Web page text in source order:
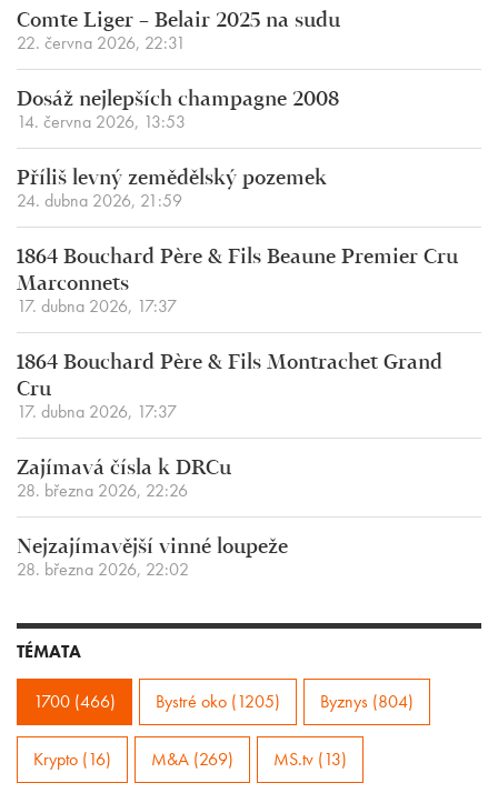
Comte Liger – Belair 2025 na sudu
22. června 2026, 22:31
Dosáž nejlepších champagne 2008
14. června 2026, 13:53
Příliš levný zemědělský pozemek
24. dubna 2026, 21:59
1864 Bouchard Père & Fils Beaune Premier Cru
Marconnets
17. dubna 2026, 17:37
1864 Bouchard Père & Fils Montrachet Grand
Cru
17. dubna 2026, 17:37
Zajímavá čísla k DRCu
28. března 2026, 22:26
Nejzajímavější vinné loupeže
28. března 2026, 22:02
TÉMATA
1700 (466) Bystré oko (1205) Byznys (804)
Krypto (16) M&A (269) MS.tv (13)